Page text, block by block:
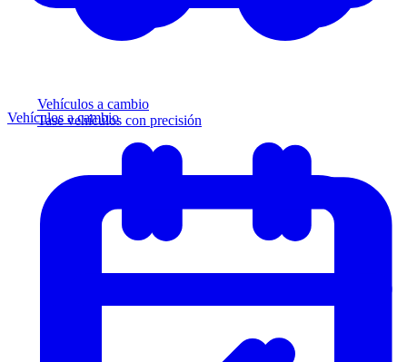
Vehículos a cambio
Tase vehículos con precisión
Vehículos a cambio